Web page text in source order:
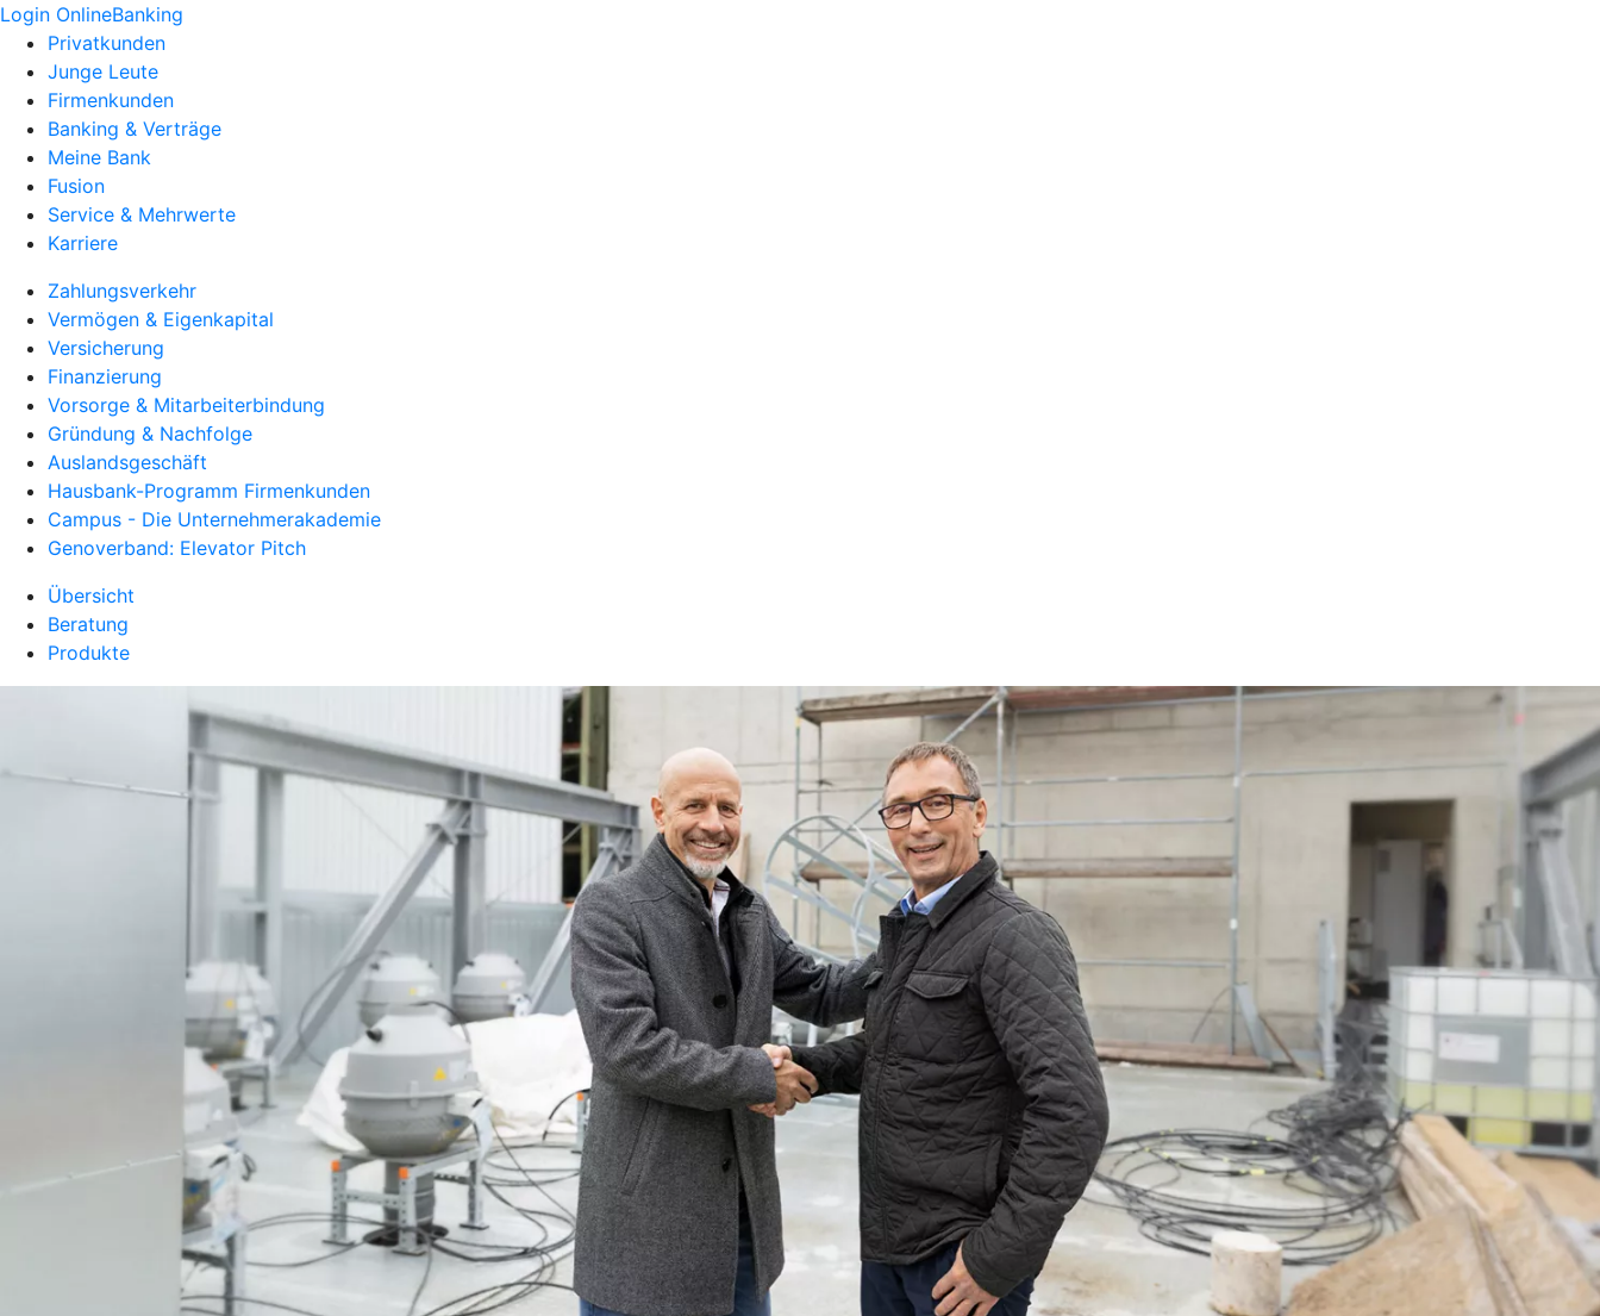
Login OnlineBanking
Privatkunden
Junge Leute
Firmenkunden
Banking & Verträge
Meine Bank
Fusion
Service & Mehrwerte
Karriere
Zahlungsverkehr
Vermögen & Eigenkapital
Versicherung
Finanzierung
Vorsorge & Mitarbeiterbindung
Gründung & Nachfolge
Auslandsgeschäft
Hausbank-Programm Firmenkunden
Campus - Die Unternehmerakademie
Genoverband: Elevator Pitch
Übersicht
Beratung
Produkte